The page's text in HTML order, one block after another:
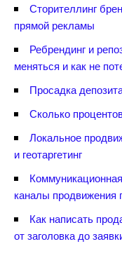
Сторителлинг
прямой рекламы
Ребрендинг и
меняться и как не
Просадка
Сколько
Локальное
и геотаргетин
каналы продвижения
Как написать
от заголовка до